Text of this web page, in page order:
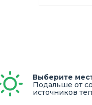
Выберите
Подальше от
источников